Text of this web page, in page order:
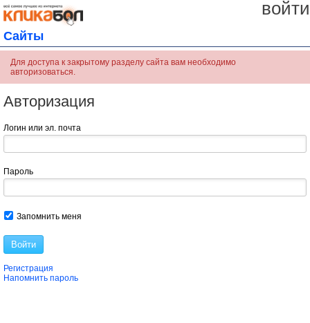
войти
Сайты
Для доступа к закрытому разделу сайта вам необходимо
авторизоваться.
Авторизация
Логин или эл. почта
Пароль
Запомнить меня
Войти
Регистрация
Напомнить пароль